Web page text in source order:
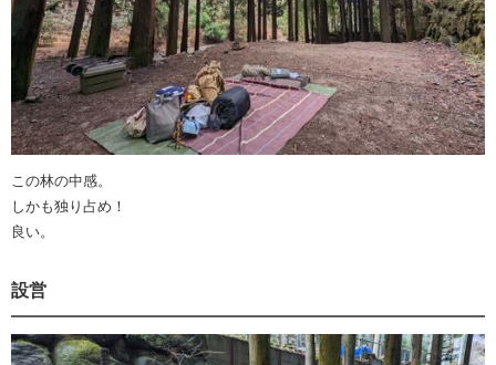
この林の中感。
しかも独り占め！
良い。
設営